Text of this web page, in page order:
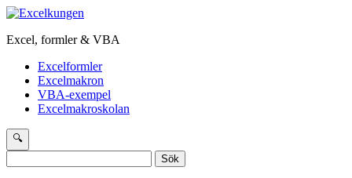
Excel, formler & VBA
Excelformler
Excelmakron
VBA-exempel
Excelmakroskolan
🔍
efter: